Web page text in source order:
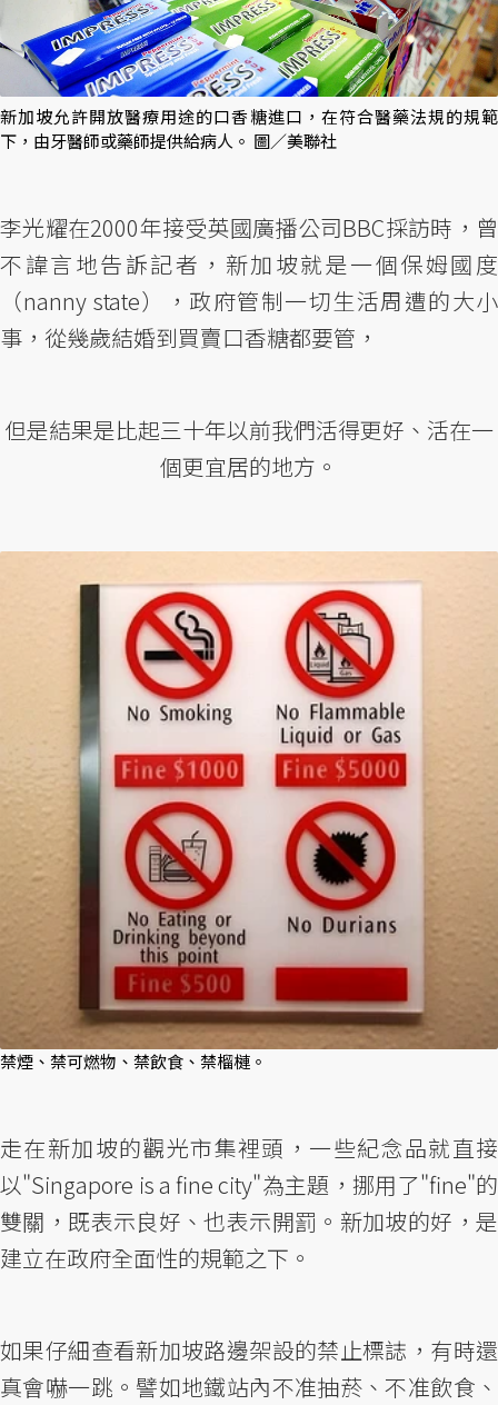
新加坡允許開放醫療用途的口香糖進口，在符合醫藥法規的規範
下，由牙醫師或藥師提供給病人。 圖／美聯社
李光耀在2000年接受英國廣播公司BBC採訪時，曾
不諱言地告訴記者，新加坡就是一個保姆國度
（nanny state），政府管制一切生活周遭的大小
事，從幾歲結婚到買賣口香糖都要管，
但是結果是比起三十年以前我們活得更好、活在一
個更宜居的地方。
禁煙、禁可燃物、禁飲食、禁榴槤。
走在新加坡的觀光市集裡頭，一些紀念品就直接
以"Singapore is a fine city"為主題，挪用了"fine"的
雙關，既表示良好、也表示開罰。新加坡的好，是
建立在政府全面性的規範之下。
如果仔細查看新加坡路邊架設的禁止標誌，有時還
真會嚇一跳。譬如地鐵站內不准抽菸、不准飲食、